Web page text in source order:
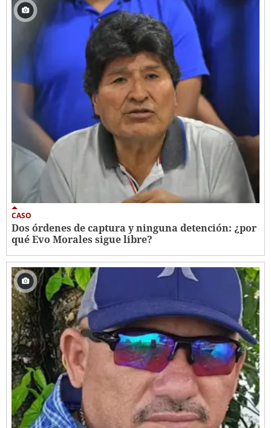
CASO
Dos órdenes de captura y ninguna detención: ¿por
qué Evo Morales sigue libre?